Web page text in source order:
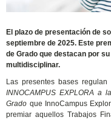
El plazo de presentación de
septiembre de 2025. Este
de Grado que destacan por
multidisciplinar.
Las presentes bases
INNOCAMPUS EXPLORA a
Grado que InnoCampus
premiar aquellos Trabajos